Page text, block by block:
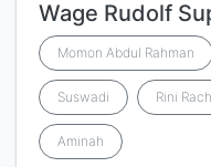
Wage Rudolf
Momon Abdul Rahman
Suswadi Rini
Aminah